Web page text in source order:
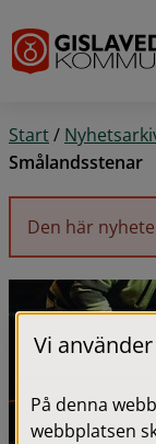
Start/
Smålandsstenar
Den här
Vi
På denna
webbplatsen